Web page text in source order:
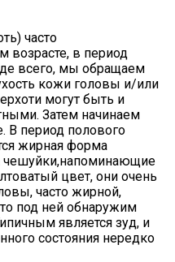
часто
в период
всего, мы обращаем
кожи головы и/или
могут быть и
Затем начинаем
В период полового
жирная форма
чешуйки,напоминающие
цвет, они очень
часто жирной,
под ней обнаружим
является зуд, и
состояния нередко